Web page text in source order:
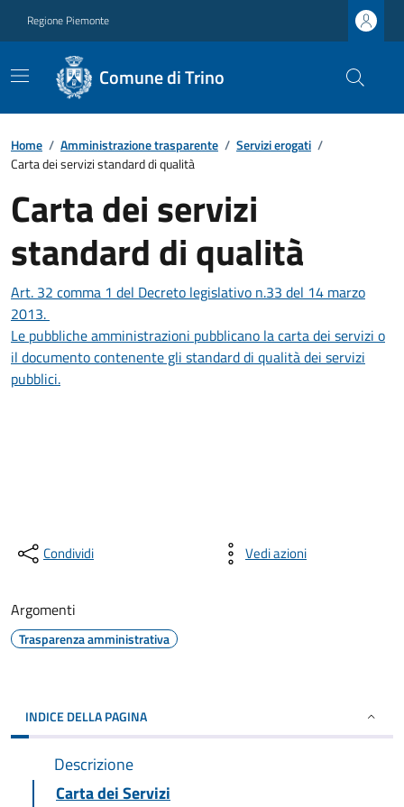
Regione Piemonte
Comune di Trino
Home / Amministrazione trasparente / Servizi erogati /
Carta dei servizi standard di qualità
Carta dei servizi
standard di qualità
Art. 32 comma 1 del Decreto legislativo n.33 del 14 marzo
2013.
Le pubbliche amministrazioni pubblicano la carta dei servizi o
il documento contenente gli standard di qualità dei servizi
pubblici.
Condividi Vedi azioni
Argomenti
Trasparenza amministrativa
INDICE DELLA PAGINA
Descrizione
Carta dei Servizi